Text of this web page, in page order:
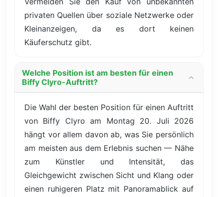
privaten Quellen über soziale Netzwerke oder
Kleinanzeigen, da es dort keinen
Käuferschutz gibt.
Welche Position ist am besten für einen
Biffy Clyro-Auftritt?
Die Wahl der besten Position für einen Auftritt
von Biffy Clyro am Montag 20. Juli 2026
hängt vor allem davon ab, was Sie persönlich
am meisten aus dem Erlebnis suchen — Nähe
zum Künstler und Intensität, das
Gleichgewicht zwischen Sicht und Klang oder
einen ruhigeren Platz mit Panoramablick auf